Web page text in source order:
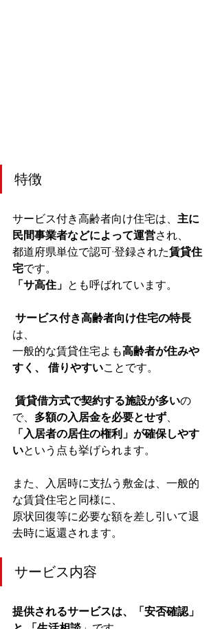
特徴
サービス付き高齢者向け住宅は、 主に
民間事業者などによって運営され、
都道府県単位で認可·登録された賃貸住
宅です。
「サ高住」 とも呼ばれています。
サービス付き高齢者向け住宅の特長
は、
一般的な賃貸住宅よも高齢者が住みや
すく、 借りやすいことです。
賃貸借方式で契約する施設が多いの
で、 多額の入居金を必要とせず、
「入居者の居住の権利」が確保しやす
いという点も挙げられます。
また、入居時に支払う敷金は、一般的
な賃貸住宅と同様に、
原状回復等に必要な額を差し引いて退
去時に返還されます。
サービス内容
提供されるサービスは、「安否確認」